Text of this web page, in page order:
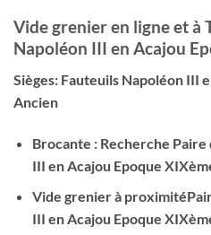
Vide grenier en ligne et à
Napoléon III en Acajou
Sièges: Fauteuils Napoléon III
Ancien
Brocante : Recherche
III en Acajou Epoque
Vide grenier à
III en Acajou Epoque